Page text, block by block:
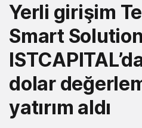
Yerli girişim
Smart
dolar
yatırım aldı